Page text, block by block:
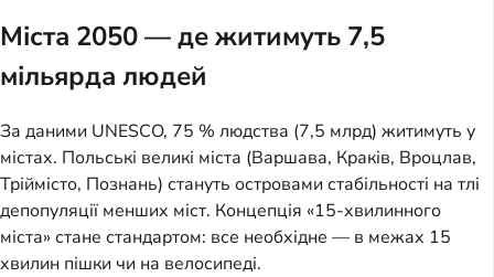
Міста 2050 — де житимуть 7,5
мільярда людей
За даними UNESCO, 75 % людства (7,5 млрд) житимуть у
містах. Польські великі міста (Варшава, Краків, Вроцлав,
Тріймісто, Познань) стануть островами стабільності на тлі
депопуляції менших міст. Концепція «15-хвилинного
міста» стане стандартом: все необхідне — в межах 15
хвилин пішки чи на велосипеді.